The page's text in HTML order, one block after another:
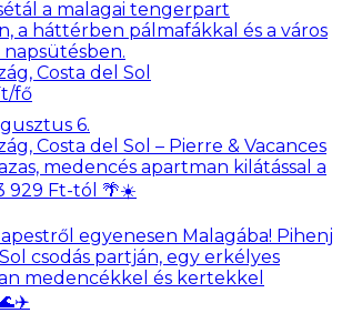
Costa del Sol
fő
6.
Costa del Sol – Pierre & Vacances
medencés apartman kilátással a
929 Ft-tól 🌴☀️
egyenesen Malagába! Pihenj
csodás partján, egy erkélyes
medencékkel és kertekkel